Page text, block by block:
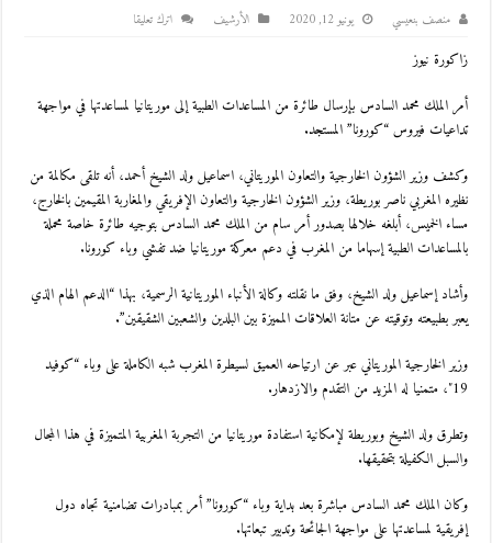
منصف بنعيسي يونيو 12, 2020 اﻷرشيف اترك تعليقا
زاكورة نيوز
أمر الملك محمد السادس بإرسال طائرة من المساعدات الطبية إلى موريتانيا لمساعدتها في مواجهة
تداعيات فيروس “كورونا” المستجد.
وكشف وزير الشؤون الخارجية والتعاون الموريتاني، اسماعيل ولد الشيخ أحمد، أنه تلقى مكالمة من
نظيره المغربي ناصر بوريطة، وزير الشؤون الخارجية والتعاون الإفريقي والمغاربة المقيمين بالخارج،
مساء الخميس، أبلغه خلالها بصدور أمر سام من الملك محمد السادس بتوجيه طائرة خاصة محملة
بالمساعدات الطبية إسهاما من المغرب في دعم معركة موريتانيا ضد تفشي وباء كورونا.
وأشاد إسماعيل ولد الشيخ، وفق ما نقلته وكالة الأنباء الموريتانية الرسمية، بهذا “الدعم الهام الذي
يعبر بطبيعته وتوقيته عن متانة العلاقات المميزة بين البلدين والشعبين الشقيقين”.
وزير الخارجية الموريتاني عبر عن ارتياحه العميق لسيطرة المغرب شبه الكاملة على وباء “كوفيد
19″، متمنيا له المزيد من التقدم والازدهار.
وتطرق ولد الشيخ وبوريطة لإمكانية استفادة موريتانيا من التجربة المغربية المتميزة في هذا المجال
والسبل الكفيلة بتحقيقها.
وكان الملك محمد السادس مباشرة بعد بداية وباء “كورونا” أمر بمبادرات تضامنية تجاه دول
إفريقية لمساعدتها على مواجهة الجائحة وتدبير تبعاتها.